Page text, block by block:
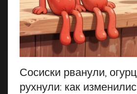
Сосиски рванули,
рухнули: как